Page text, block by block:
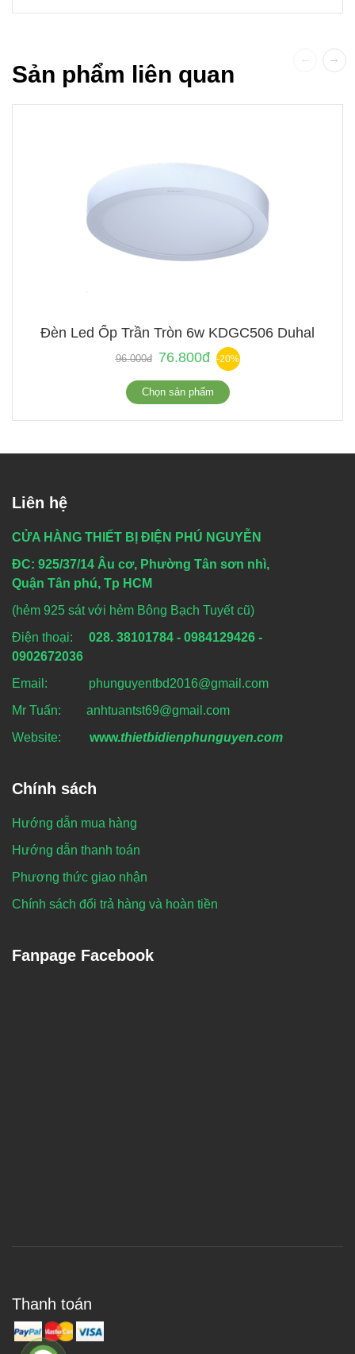
Sản phẩm liên quan
Đèn Led Ốp Trần Tròn 6w KDGC506 Duhal
96.000đ 76.800đ -20%
Chọn sản phẩm
Liên hệ
CỬA HÀNG THIẾT BỊ ĐIỆN PHÚ NGUYỄN
ĐC: 925/37/14 Âu cơ, Phường Tân sơn nhì,
Quận Tân phú, Tp HCM
(hẻm 925 sát với hẻm Bông Bạch Tuyết cũ)
Điện thoại: 028. 38101784 - 0984129426 -
0902672036
Email: phunguyentbd2016@gmail.com
Mr Tuấn: anhtuantst69@gmail.com
Website:
www.thietbidienphunguyen.com
Chính sách
Hướng dẫn mua hàng
Hướng dẫn thanh toán
Phương thức giao nhận
Chính sách đổi trả hàng và hoàn tiền
Fanpage Facebook
Thanh toán